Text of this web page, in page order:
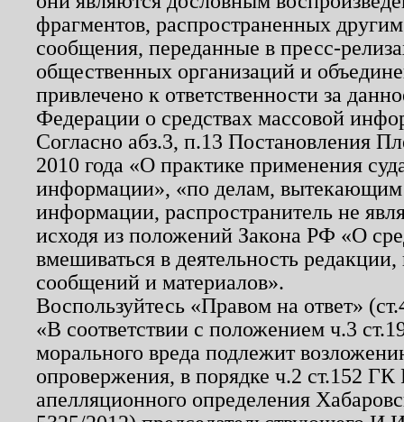
фрагментов, распространенных
сообщения, переданные в пресс-
общественных организаций и
привлечено к ответственности за
Федерации о средствах массовой
Согласно абз.3, п.13 Постановления
2010 года «О практике применения
информации», «по делам, вытекающим
информации, распространитель не
исходя из положений Закона РФ «О
вмешиваться в деятельность
сообщений и материалов».
Воспользуйтесь «Правом на ответ»
«В соответствии с положением ч.3
морального вреда подлежит
опровержения, в порядке ч.2 ст.152
апелляционного определения